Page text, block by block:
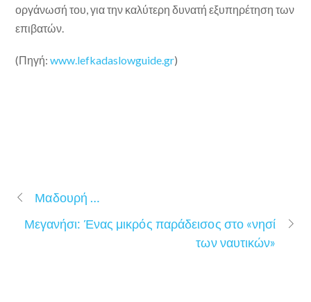
οργάνωσή του, για την καλύτερη δυνατή εξυπηρέτηση των
επιβατών.
(Πηγή:www.lefkadaslowguide.gr)
Μαδουρή …
Μεγανήσι: Ένας μικρός παράδεισος στο «νησί
των ναυτικών»